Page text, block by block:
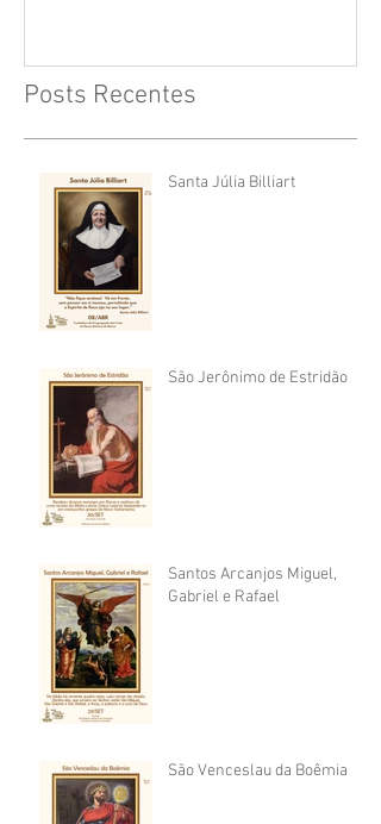
Posts Recentes
Santa Júlia Billiart
São Jerônimo de Estridão
Santos Arcanjos Miguel,
Gabriel e Rafael
São Venceslau da Boêmia